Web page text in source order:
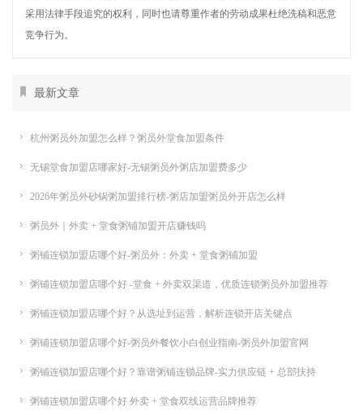
采用法律手段追究的权利，同时也请尊重作者的劳动成果杜绝洗稿和恶意
竞争行为。
最新文章
杭州粥员外加盟怎么样？粥员外堂食加盟条件
无锡堂食加盟店哪家好-无锡粥员外粥店加盟费多少
2026年粥员外砂锅粥加盟排行榜-粥店加盟粥员外开店怎么样
粥员外｜外卖 + 堂食粥铺加盟开店赚钱吗
粥铺连锁加盟店哪个好-粥员外：外卖 + 堂食粥铺加盟
粥铺连锁加盟店哪个好 -堂食 + 外卖双渠道，优质连锁粥员外加盟推荐
粥铺连锁加盟店哪个好？从选址到运营，解析连锁开店关键点
粥铺连锁加盟店哪个好-粥员外餐饮小白创业指南-粥员外加盟官网
粥铺连锁加盟店哪个好？靠谱粥铺连锁品牌-实力供应链 + 总部扶持
粥铺连锁加盟店哪个好 外卖 + 堂食双线运营品牌推荐